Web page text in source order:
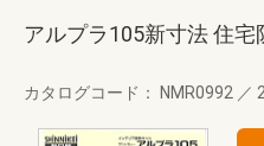
アルプラ105新寸法 住宅
カタログコード： NMR0992 ／